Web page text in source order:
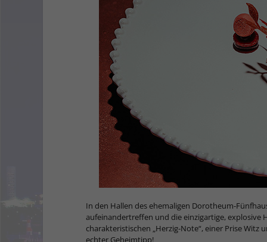
In den Hallen des ehemaligen Dorotheum-
aufeinandertreffen und die einzigartige, explosive
charakteristischen „Herzig-Note“, einer Prise
echter Geheimtipp!